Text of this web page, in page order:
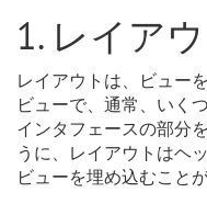
1. レイア
レイアウトは、ビュー
ビューで、通常、いく
インタフェースの部分
うに、レイアウトはヘ
ビューを埋め込むこと